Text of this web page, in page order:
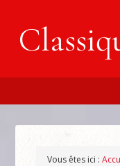
Vous êtes ici :